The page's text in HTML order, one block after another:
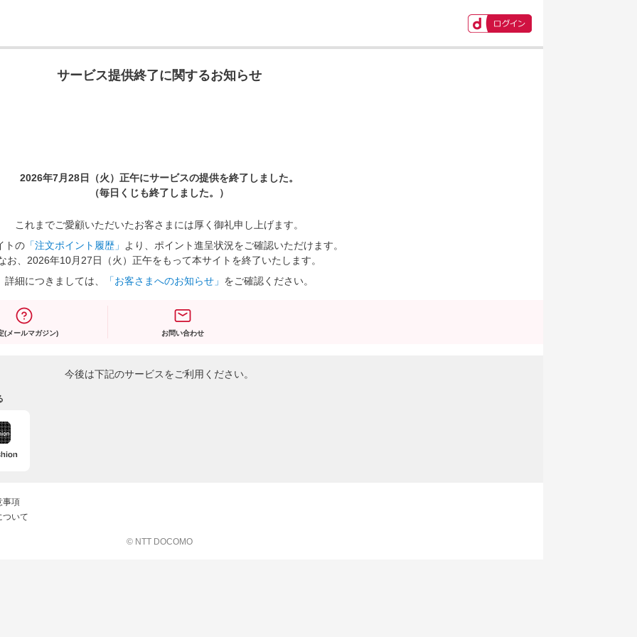
サービス提供終了に関するお知らせ
2026年7月28日（火）正午にサービスの提供を終了しました。
（毎日くじも終了しました。）
これまでご愛顧いただいたお客さまには厚く御礼申し上げます。
トの 「注文ポイント履歴」
より、ポイント進呈状況をご確認いただけます。
お、2026年10月27日（火）正午をもって本サイトを終了いたします。
詳細につきましては、
「お客さまへのお知らせ」 をご確認ください。
(メールマガジン) お問い合わせ
今後は下記のサービスをご利用ください。
事項
ついて
© NTT DOCOMO